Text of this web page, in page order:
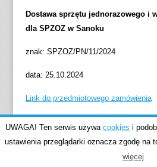
Dostawa sprzętu jednorazowego i
dla SPZOZ w Sanoku
znak: SPZOZ/PN/11/2024
data: 25.10.2024
Link do przedmiotowego zamówienia
Dostawa ręczników do
prania oraz opakowań
UWAGA! Ten serwis używa cookies i
ustawienia przeglądarki oznacza zgodę na
więcej